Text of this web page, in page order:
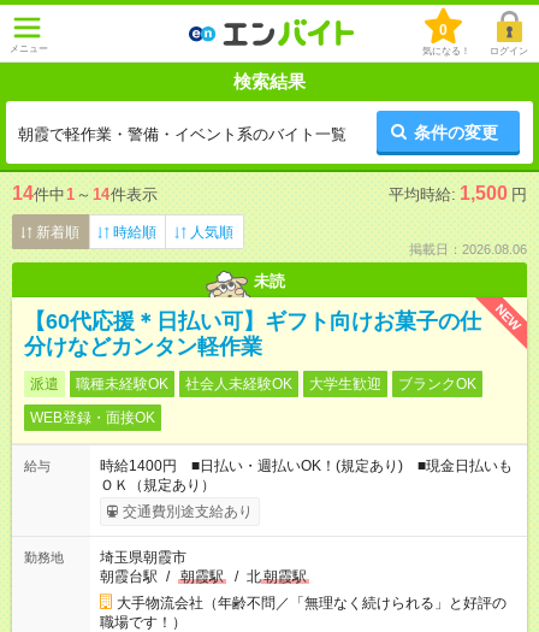
メニュー
0
気になる！ ログイン
検索結果
朝霞で軽作業・警備・イベント系のバイト一覧 条件の変更
14件中1 ～ 14件表示 平均時給: 1,500 円
新着順 時給順 人気順
掲載日：2026.08.06
未読
NEW
【60代応援＊日払い可】ギフト向けお菓子の仕
分けなどカンタン軽作業
派遣 職種未経験OK 社会人未経験OK 大学生歓迎
ブランクOK
WEB登録・面接OK
給与
時給1400円 ■日払い・週払いOK！(規定あり) ■現金日払いも
ＯＫ（規定あり）
交通費別途支給あり
勤務地
埼玉県朝霞市
朝霞台駅 / 朝霞駅 / 北朝霞駅
大手物流会社（年齢不問／「無理なく続けられる」と好評の
職場です！）